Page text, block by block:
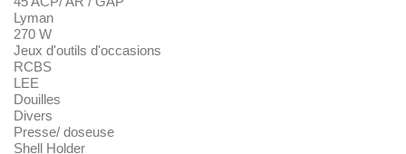
Lyman
270 W
Jeux d'outils d'occasions
RCBS
LEE
Douilles
Divers
Presse/ doseuse
Shell Holder